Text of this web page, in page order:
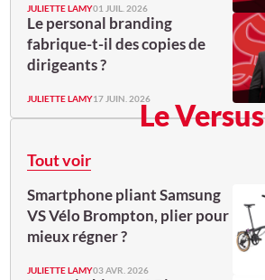
JULIETTE LAMY01 JUIL. 2026
Le personal branding
fabrique-t-il des copies de
dirigeants ?
JULIETTE LAMY17 JUIN. 2026Le Versus
Tout voir
Smartphone pliant Samsung
VS Vélo Brompton, plier pour
mieux régner ?
JULIETTE LAMY03 AVR. 2026